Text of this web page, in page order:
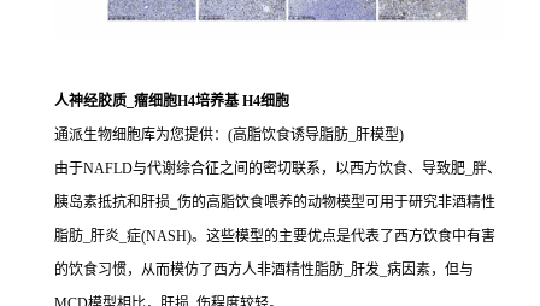
人神经胶质_瘤细胞H4培养基 H4细胞
通派生物细胞库为您提供：(高脂饮食诱导脂肪_肝模型)
由于NAFLD与代谢综合征之间的密切联系，以西方饮食、导致肥_胖、
胰岛素抵抗和肝损_伤的高脂饮食喂养的动物模型可用于研究非酒精性
脂肪_肝炎_症(NASH)。这些模型的主要优点是代表了西方饮食中有害
的饮食习惯，从而模仿了西方人非酒精性脂肪_肝发_病因素，但与